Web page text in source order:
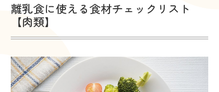
離乳食に使える食材チェックリスト
【肉類】